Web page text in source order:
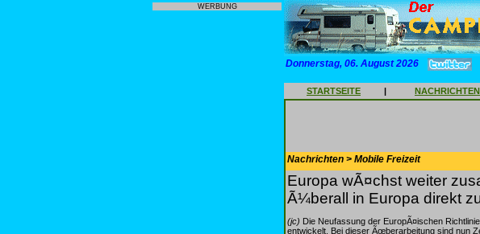
WERBUNG
Donnerstag, 06. August 2026
STARTSEITE | NACHRICHTEN
Nachrichten > Mobile Freizeit
Europa wÃ¤chst weiter
Ã¼berall in Europa direkt
(jc) Die Neufassung der EuropÃ¤ischen
entwickelt. Bei dieser Ãœberarbeitung sind nun